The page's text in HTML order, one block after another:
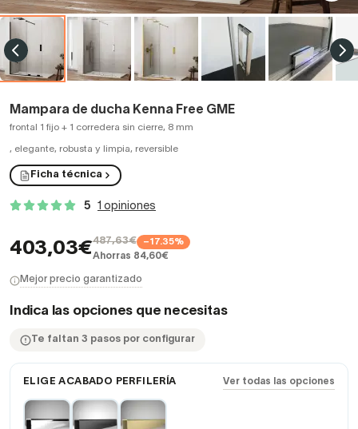
Mampara de ducha Kenna Free GME
frontal 1 fijo + 1 corredera sin cierre, 8 mm
, elegante, robusta y limpia, reversible
Ficha técnica
5 1 opiniones
403,03€487,63€ −17.35%
Ahorras 84,60€
Mejor precio garantizado
Indica las opciones que necesitas
Te faltan 3 pasos por configurar
ELIGE ACABADO PERFILERÍA Ver todas las opciones